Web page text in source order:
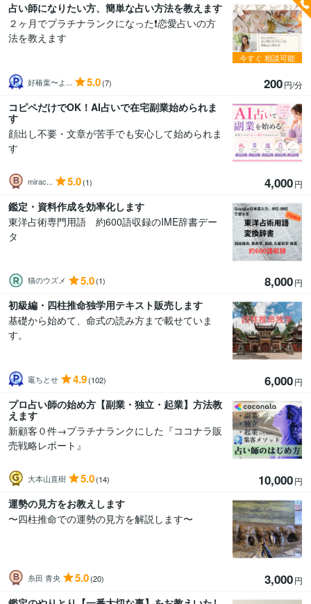
占い師になりたい方、簡単な占い方法を教えます
２ヶ月でプラチナランクになった❗️恋愛占いの方
法を教えます
好椿葉〜よ... 5.0(7) 200円/分
今すぐ 相談可能
コピペだけでOK！AI占いで在宅副業始められま
す
顔出し不要・文章が苦手でも安心して始められま
す
mirac... 5.0(1) 4,000円
鑑定・資料作成を効率化します
東洋占術専門用語 約600語収録のIME辞書デー
タ
猫のウズメ 5.0(1) 8,000円
初級編・四柱推命独学用テキスト販売します
基礎から始めて、命式の読み方まで載せていま
す。
竈ちとせ 4.9(102) 6,000円
プロ占い師の始め方【副業・独立・起業】方法教
えます
新顧客０件→プラチナランクにした『ココナラ販
売戦略レポート』
大本山直樹 5.0(14) 10,000円
運勢の見方をお教えします
〜四柱推命での運勢の見方を解説します〜
糸田 青央 5.0(20) 3,000円